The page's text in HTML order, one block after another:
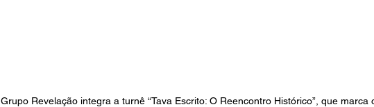
Grupo Revelação integra a turnê “Tava Escrito: O Reencontro Histórico”, que